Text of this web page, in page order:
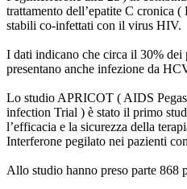
trattamento dell’epatite C cronica
stabili co-infettati con il virus HIV.
I dati indicano che circa il 30%
presentano anche infezione da
Lo studio APRICOT ( AIDS
infection Trial ) è stato il primo
l’efficacia e la sicurezza della
Interferone pegilato nei pazienti
Allo studio hanno preso parte 868